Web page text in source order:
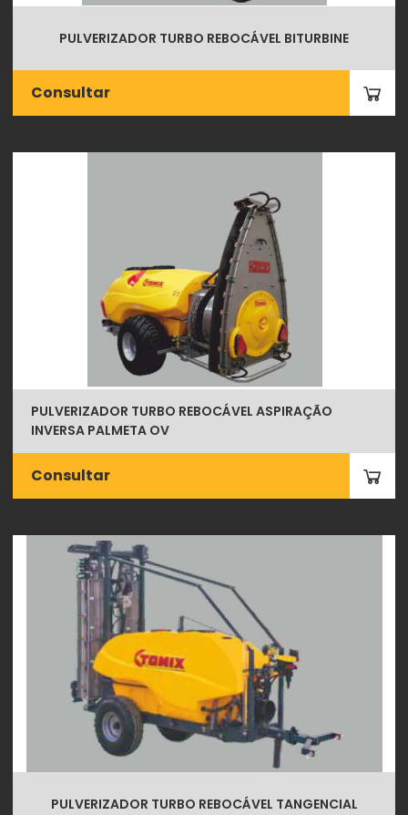
PULVERIZADOR TURBO REBOCÁVEL BITURBINE
Consultar
PULVERIZADOR TURBO REBOCÁVEL ASPIRAÇÃO
INVERSA PALMETA OV
Consultar
PULVERIZADOR TURBO REBOCÁVEL TANGENCIAL